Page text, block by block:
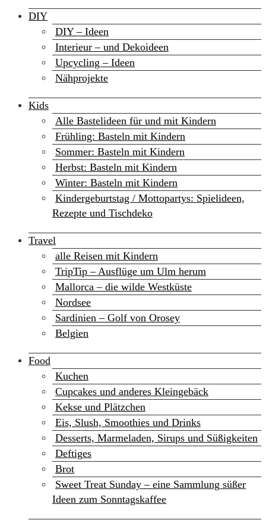
DIY
DIY – Ideen
Interieur – und Dekoideen
Upcycling – Ideen
Nähprojekte
Kids
Alle Bastelideen für und mit Kindern
Frühling: Basteln mit Kindern
Sommer: Basteln mit Kindern
Herbst: Basteln mit Kindern
Winter: Basteln mit Kindern
Kindergeburtstag / Mottopartys: Spielideen,
Rezepte und Tischdeko
Travel
alle Reisen mit Kindern
TripTip – Ausflüge um Ulm herum
Mallorca – die wilde Westküste
Nordsee
Sardinien – Golf von Orosey
Belgien
Food
Kuchen
Cupcakes und anderes Kleingebäck
Kekse und Plätzchen
Eis, Slush, Smoothies und Drinks
Desserts, Marmeladen, Sirups und Süßigkeiten
Deftiges
Brot
Sweet Treat Sunday – eine Sammlung süßer
Ideen zum Sonntagskaffee